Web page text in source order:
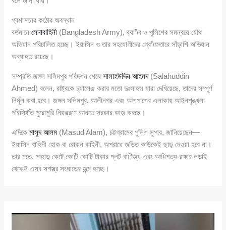
প্রশাসনের কঠোর অবস্থান
বর্তমানেসেনাবাহিনী (Bangladesh Army), র‍্যা’\ব ও পুলিশের সমন্বয়ে যৌথ
অভিযান পরিচালিত হচ্ছে। ইয়াসিন ও তার সহযোগীদের গ্রে’\ফতারে সাঁড়াশি অভিযান
অব্যাহত রয়েছে।
সম্প্রতি জঙ্গল সলিমপুর পরিদর্শন শেষেসালাহউদ্দিন আহমদ(Salahuddin
Ahmed) বলেন, রাষ্ট্রকে চ্যালেঞ্জ করার মতো দুঃসাহস যারা দেখিয়েছে, তাদের সম্পূর্ণ
নির্মূল করা হবে। জঙ্গল সলিমপুর, আলীনগর এবং আশপাশের এলাকায় আইনশৃঙ্খলা
পরিস্থিতি পুরোপুরি নিয়ন্ত্রণে আনতে সরকার কাজ করছে।
এদিকেমাসুদ আলম (Masud Alam), চট্টগ্রামের পুলিশ সুপার, জানিয়েছেন—
ইয়াসিন বাহিনী হোক বা রোকন বাহিনী, অপরাধে জড়িত কাউকেই ছাড় দেওয়া হবে না।
তার মতে, পাহাড় কেটে কোটি কোটি টাকার প্লট বাণিজ্য এবং আধিপত্য রক্ষার লড়াই
থেকেই এসব সশস্ত্র সংঘাতের জন্ম হচ্ছে।